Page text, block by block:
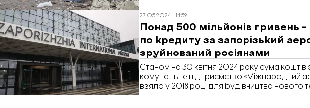
«Відбудови. Запоріжжя».
27.05.2024 | 14:59
Понад 500 мільйонів гривень
по кредиту за запорізький
зруйнований росіянами
Станом на 30 квітня 2024 року сума коштів
комунальне підприємство «Міжнародний
взяло у 2018 році для будівництва нового
мільйонів доларів або більше 500